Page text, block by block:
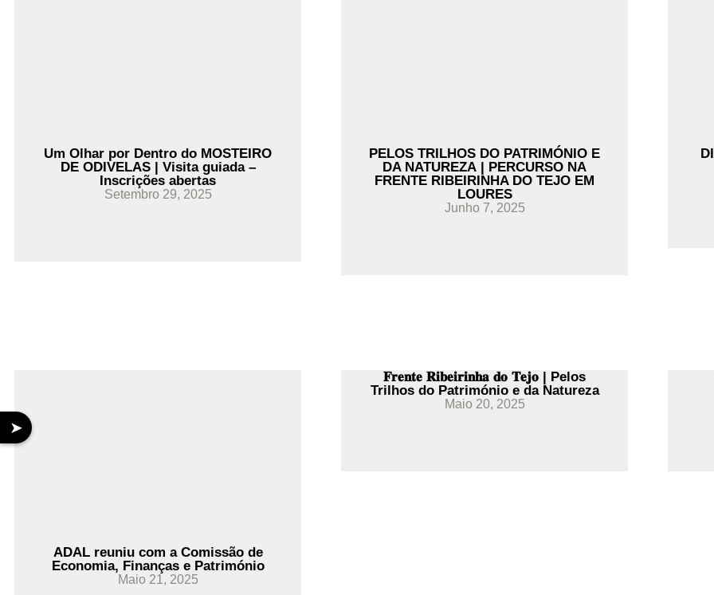
➤
Um Olhar por Dentro do MOSTEIRO
DE ODIVELAS | Visita guiada –
Inscrições abertas
Setembro 29, 2025
PELOS TRILHOS DO PATRIMÓNIO E
DA NATUREZA | PERCURSO NA
FRENTE RIBEIRINHA DO TEJO EM
LOURES
Junho 7, 2025
ADAL reuniu com a Comissão de
Economia, Finanças e Património
Maio 21, 2025
𝐅𝐫𝐞𝐧𝐭𝐞 𝐑𝐢𝐛𝐞𝐢𝐫𝐢𝐧𝐡𝐚 𝐝𝐨 𝐓𝐞𝐣𝐨 | Pelos
Trilhos do Património e da Natureza
Maio 20, 2025